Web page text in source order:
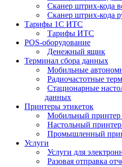
Сканер штрих-кода
Сканер штрих-кода
Тарифы 1С ИТС
Тарифы ИТС
POS-оборудование
Денежный ящик
Терминал сбора данных
Мобильные
Радиочастотные
Стационарные
данных
Принтеры этикеток
Мобильный принтер
Настольный принтер
Промышленный
Услуги
Услуги для
Разовая отправка